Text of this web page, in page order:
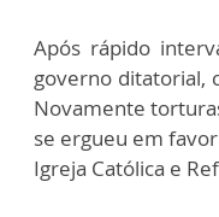
Após rápido
governo ditatorial,
Novamente
se ergueu em
Igreja Católica e